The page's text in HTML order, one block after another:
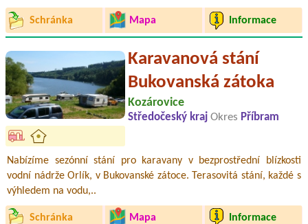
Schránka Mapa Informace
Karavanová stání
Bukovanská zátoka
Kozárovice
Středočeský kraj Okres Příbram
Nabízíme sezónní stání pro karavany v bezprostřední blízkosti
vodní nádrže Orlík, v Bukovanské zátoce. Terasovitá stání, každé s
výhledem na vodu,..
Schránka Mapa Informace